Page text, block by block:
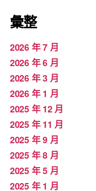
彙整
2026 年 7 月
2026 年 6 月
2026 年 3 月
2026 年 1 月
2025 年 12 月
2025 年 11 月
2025 年 9 月
2025 年 8 月
2025 年 5 月
2025 年 1 月